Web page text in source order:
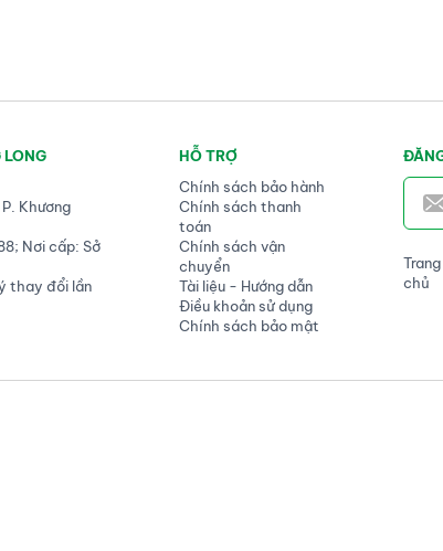
LONG
Khương
Nơi cấp: Sở
thay đổi lần
HỖ TRỢ
Chính sách bảo hành
Chính sách thanh
toán
Chính sách vận
chuyển
Tài liệu - Hướng dẫn
Điều khoản sử dụng
Chính sách bảo mật
Trang
chủ